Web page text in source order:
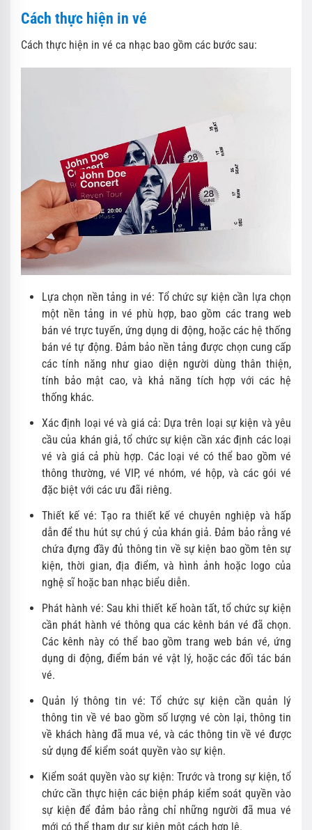
Cách thực hiện in vé
Cách thực hiện in vé ca nhạc bao gồm các bước sau:
Lựa chọn nền tảng in vé: Tổ chức sự kiện cần lựa chọn
một nền tảng in vé phù hợp, bao gồm các trang web
bán vé trực tuyến, ứng dụng di động, hoặc các hệ thống
bán vé tự động. Đảm bảo nền tảng được chọn cung cấp
các tính năng như giao diện người dùng thân thiện,
tính bảo mật cao, và khả năng tích hợp với các hệ
thống khác.
Xác định loại vé và giá cả: Dựa trên loại sự kiện và yêu
cầu của khán giả, tổ chức sự kiện cần xác định các loại
vé và giá cả phù hợp. Các loại vé có thể bao gồm vé
thông thường, vé VIP, vé nhóm, vé hộp, và các gói vé
đặc biệt với các ưu đãi riêng.
Thiết kế vé: Tạo ra thiết kế vé chuyên nghiệp và hấp
dẫn để thu hút sự chú ý của khán giả. Đảm bảo rằng vé
chứa đựng đầy đủ thông tin về sự kiện bao gồm tên sự
kiện, thời gian, địa điểm, và hình ảnh hoặc logo của
nghệ sĩ hoặc ban nhạc biểu diễn.
Phát hành vé: Sau khi thiết kế hoàn tất, tổ chức sự kiện
cần phát hành vé thông qua các kênh bán vé đã chọn.
Các kênh này có thể bao gồm trang web bán vé, ứng
dụng di động, điểm bán vé vật lý, hoặc các đối tác bán
vé.
Quản lý thông tin vé: Tổ chức sự kiện cần quản lý
thông tin về vé bao gồm số lượng vé còn lại, thông tin
về khách hàng đã mua vé, và các thông tin về vé được
sử dụng để kiểm soát quyền vào sự kiện.
Kiểm soát quyền vào sự kiện: Trước và trong sự kiện, tổ
chức cần thực hiện các biện pháp kiểm soát quyền vào
sự kiện để đảm bảo rằng chỉ những người đã mua vé
mới có thể tham dự sự kiện một cách hợp lệ.